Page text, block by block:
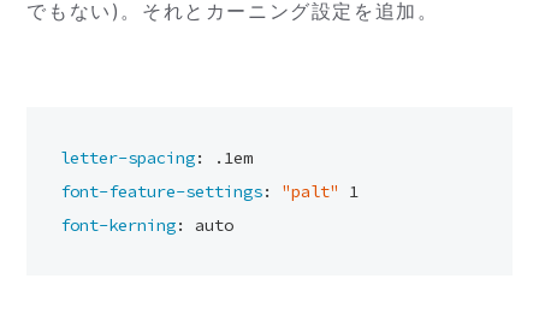
でもない)。それとカーニング設定を追加。
letter-spacing: . 1em
font-feature-settings: "palt"
1
font-kerning: auto